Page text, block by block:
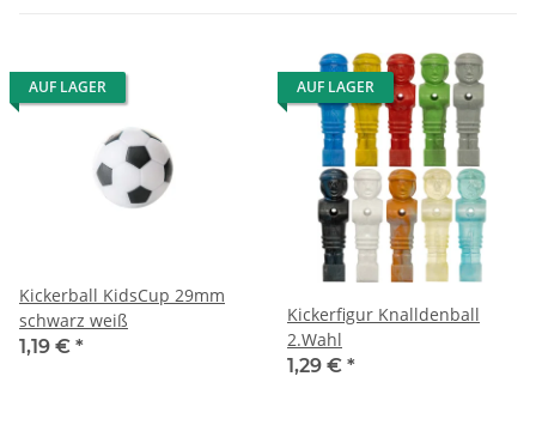
AUF LAGER
Kickerball KidsCup 29mm
schwarz weiß
1,19 € *
AUF LAGER
Kickerfigur Knalldenball
2.Wahl
1,29 € *